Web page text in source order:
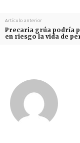
Artículo anterior
Precaria grúa podría
en riesgo la vida de